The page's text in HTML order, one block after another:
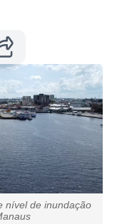
nível de inundação